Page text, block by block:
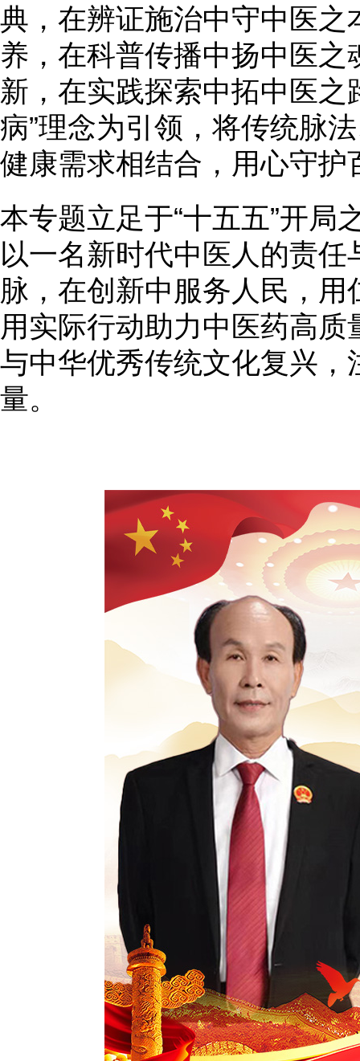
典，在辨证施治中守中医
养，在科普传播中扬中医
新，在实践探索中拓中医之
病”理念为引领，将传统脉
健康需求相结合，用心守护
本专题立足于“十五五”开局
以一名新时代中医人的责
脉，在创新中服务人民，
用实际行动助力中医药高
与中华优秀传统文化复兴
量。